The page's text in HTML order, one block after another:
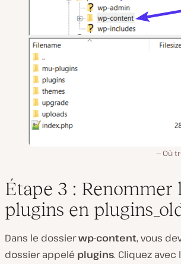
Où
Étape 3 : Renommer
plugins en
Dans le dossierwp-content, vous
dossier appelé plugins. Cliquez